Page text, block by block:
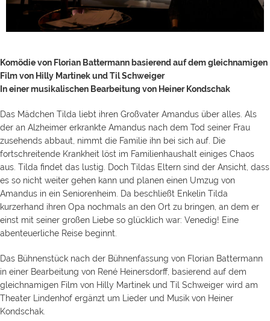
Komödie von Florian Battermann basierend auf dem gleichnamigen
Film von Hilly Martinek und Til Schweiger
In einer musikalischen Bearbeitung von Heiner Kondschak
Das Mädchen Tilda liebt ihren Großvater Amandus über alles. Als
der an Alzheimer erkrankte Amandus nach dem Tod seiner Frau
zusehends abbaut, nimmt die Familie ihn bei sich auf. Die
fortschreitende Krankheit löst im Familienhaushalt einiges Chaos
aus. Tilda findet das lustig. Doch Tildas Eltern sind der Ansicht, dass
es so nicht weiter gehen kann und planen einen Umzug von
Amandus in ein Seniorenheim. Da beschließt Enkelin Tilda
kurzerhand ihren Opa nochmals an den Ort zu bringen, an dem er
einst mit seiner großen Liebe so glücklich war: Venedig! Eine
abenteuerliche Reise beginnt.
Das Bühnenstück nach der Bühnenfassung von Florian Battermann
in einer Bearbeitung von René Heinersdorff, basierend auf dem
gleichnamigen Film von Hilly Martinek und Til Schweiger wird am
Theater Lindenhof ergänzt um Lieder und Musik von Heiner
Kondschak.